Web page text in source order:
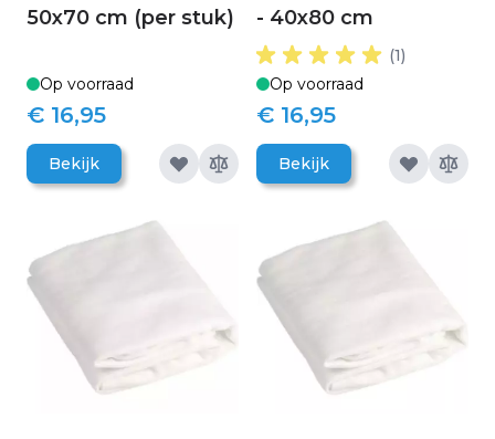
50x70 cm (per stuk)
Op voorraad
€ 16,95
Bekijk
- 40x80 cm
(1)
Op voorraad
€ 16,95
Bekijk